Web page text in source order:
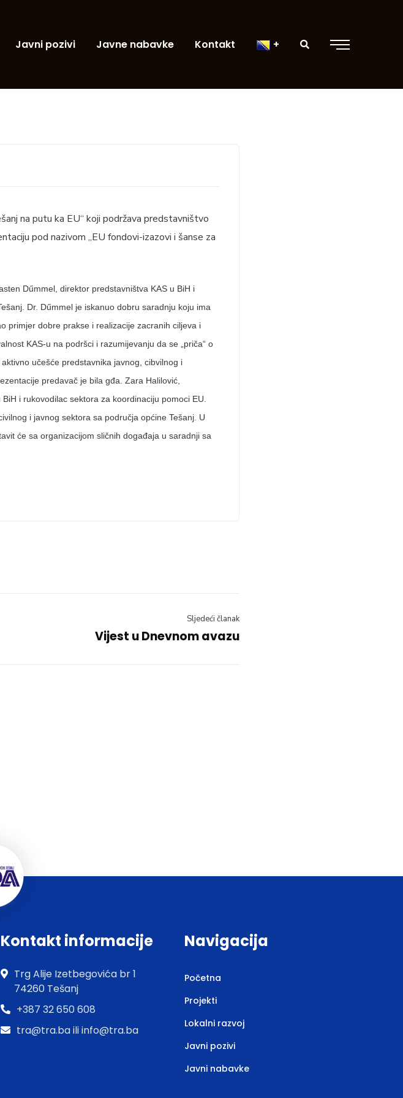
Javni pozivi Javne nabavke Kontakt
na putu ka EU“ koji podržava predstavništvo
pod nazivom „EU fondovi-izazovi i šanse za
Dűmmel, direktor predstavništva KAS u BiH i
Dr. Dűmmel je iskanuo dobru saradnju koju ima
primjer dobre prakse i realizacije zacranih ciljeva i
KAS-u na podršci i razumijevanju da se „priča“ o
učešće predstavnika javnog, cibvilnog i
predavač je bila gđa. Zara Halilović,
i rukovodilac sektora za koordinaciju pomoci EU.
i javnog sektora sa područja općine Tešanj. U
će sa organizacijom sličnih događaja u saradnji sa
Sljedeći članak
Vijest u Dnevnom avazu
Kontakt informacije
Trg Alije Izetbegovića br 1
74260 Tešanj
+387 32 650 608
tra@tra.ba ili info@tra.ba
Navigacija
Početna
Projekti
Lokalni razvoj
Javni pozivi
Javni nabavke